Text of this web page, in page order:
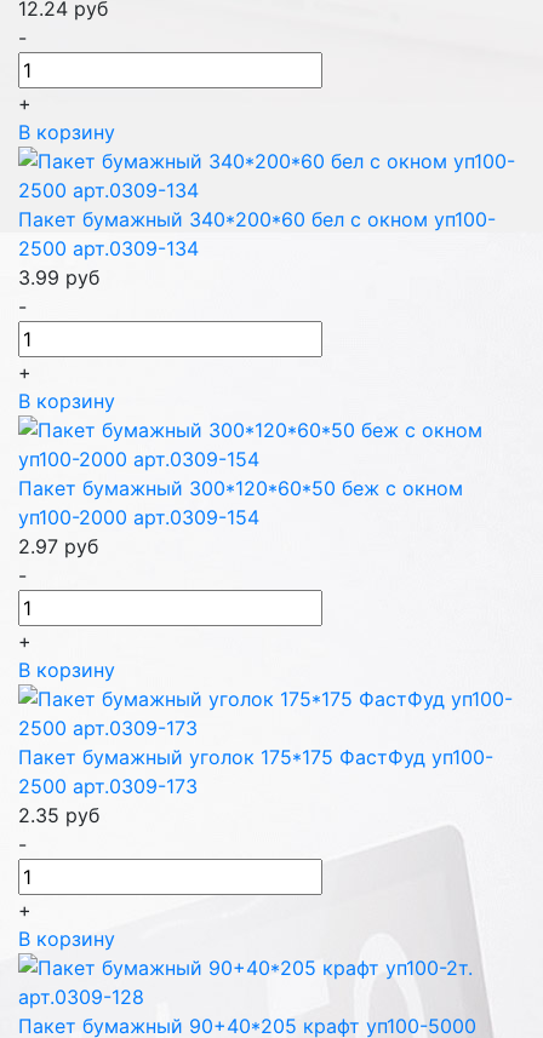
12.24 руб
-
+
В корзину
Пакет бумажный 340*200*60 бел с окном уп100-
2500 арт.0309-134
3.99 руб
-
+
В корзину
Пакет бумажный 300*120*60*50 беж с окном
уп100-2000 арт.0309-154
2.97 руб
-
+
В корзину
Пакет бумажный уголок 175*175 ФастФуд уп100-
2500 арт.0309-173
2.35 руб
-
+
В корзину
Пакет бумажный 90+40*205 крафт уп100-5000